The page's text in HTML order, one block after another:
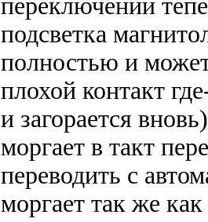
переключении
подсветка
полностью и
плохой контакт
и загорается
моргает в такт
переводить с
моргает так же